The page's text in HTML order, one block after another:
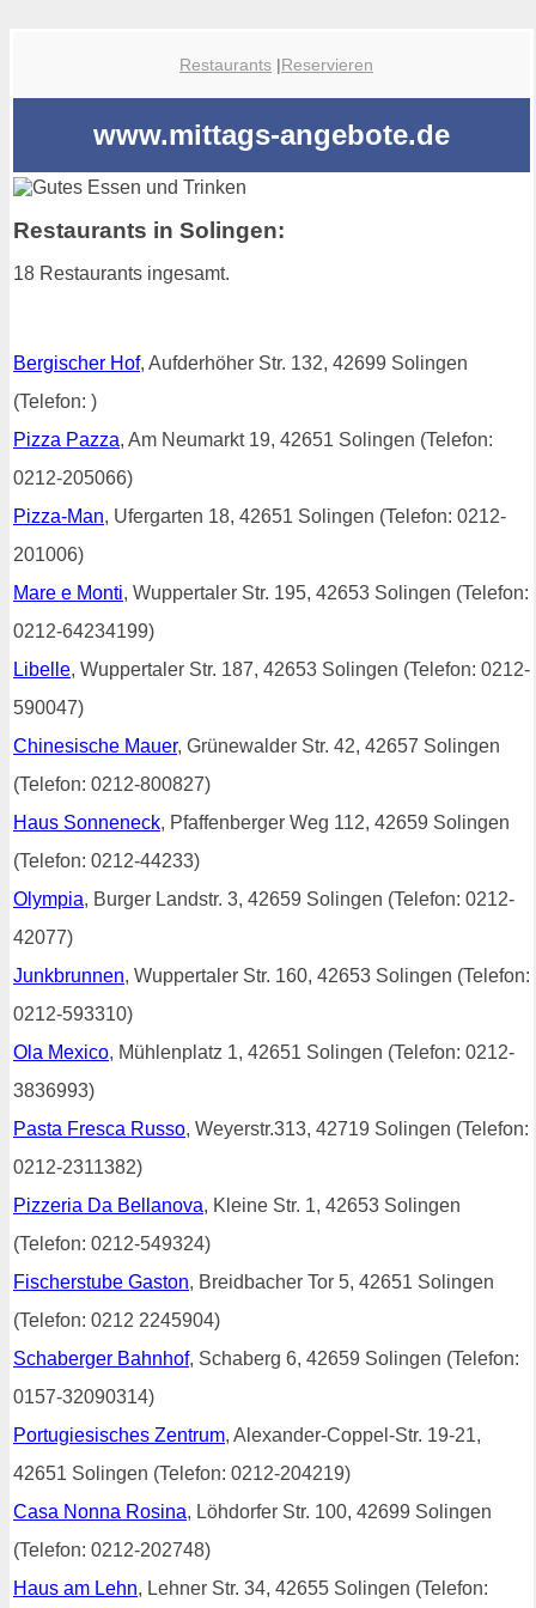
Restaurants |Reservieren
www.mittags-angebote.de
Restaurants in Solingen:
18 Restaurants ingesamt.
Bergischer Hof, Aufderhöher Str. 132, 42699 Solingen
(Telefon: )
Pizza Pazza, Am Neumarkt 19, 42651 Solingen (Telefon:
0212-205066)
Pizza-Man, Ufergarten 18, 42651 Solingen (Telefon: 0212-
201006)
Mare e Monti, Wuppertaler Str. 195, 42653 Solingen (Telefon:
0212-64234199)
Libelle, Wuppertaler Str. 187, 42653 Solingen (Telefon: 0212-
590047)
Chinesische Mauer, Grünewalder Str. 42, 42657 Solingen
(Telefon: 0212-800827)
Haus Sonneneck, Pfaffenberger Weg 112, 42659 Solingen
(Telefon: 0212-44233)
Olympia, Burger Landstr. 3, 42659 Solingen (Telefon: 0212-
42077)
Junkbrunnen, Wuppertaler Str. 160, 42653 Solingen (Telefon:
0212-593310)
Ola Mexico, Mühlenplatz 1, 42651 Solingen (Telefon: 0212-
3836993)
Pasta Fresca Russo, Weyerstr.313, 42719 Solingen (Telefon:
0212-2311382)
Pizzeria Da Bellanova, Kleine Str. 1, 42653 Solingen
(Telefon: 0212-549324)
Fischerstube Gaston, Breidbacher Tor 5, 42651 Solingen
(Telefon: 0212 2245904)
Schaberger Bahnhof, Schaberg 6, 42659 Solingen (Telefon:
0157-32090314)
Portugiesisches Zentrum, Alexander-Coppel-Str. 19-21,
42651 Solingen (Telefon: 0212-204219)
Casa Nonna Rosina, Löhdorfer Str. 100, 42699 Solingen
(Telefon: 0212-202748)
Haus am Lehn, Lehner Str. 34, 42655 Solingen (Telefon: